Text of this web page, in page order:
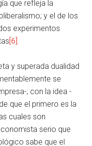
que refleja la
y el de los
experimentos
[6].
y superada dualidad
se
; con la idea -
que el primero es la
cuales son
serio que
sabe que el